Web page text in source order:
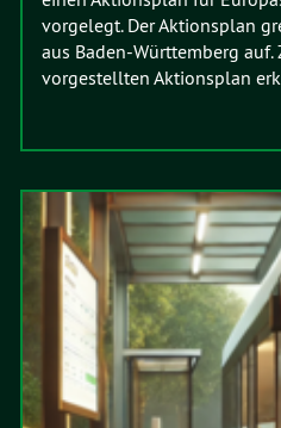
vorgelegt. Der Aktionsplan
aus Baden-Württemberg auf.
vorgestellten Aktionsplan